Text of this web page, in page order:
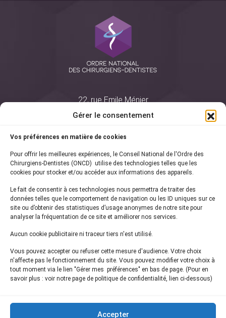
Gérer le consentement
Vos préférences en matière de cookies
Pour offrir les meilleures expériences, le Conseil National de l'Ordre des
Chirurgiens-Dentistes (ONCD) utilise des technologies telles que les
cookies pour stocker et/ou accéder aux informations des appareils.
Le fait de consentir à ces technologies nous permettra de traiter des
données telles que le comportement de navigation ou les ID uniques sur ce
site ou d’obtenir des statistiques d’usage anonymes de notre site pour
analyser la fréquentation de ce site et améliorer nos services.
Aucun cookie publicitaire ni traceur tiers n'est utilisé.
Vous pouvez accepter ou refuser cette mesure d'audience. Votre choix
n'affecte pas le fonctionnement du site. Vous pouvez modifier votre choix à
tout moment via le lien "Gérer mes préférences" en bas de page. (Pour en
savoir plus : voir notre page de politique de confidentialité, lien ci-dessous)
Accepter
22, rue Emile Ménier
75761 Paris Cedex 16
01 44 34 78 80
courrier@oncd.org
Actualités
Presse
Informations légales
Plan du site
Inscrivez-vous à notrenewsletter